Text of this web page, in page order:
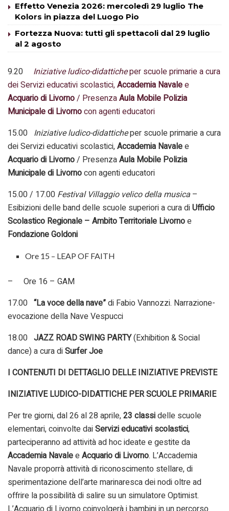
Effetto Venezia 2026: mercoledì 29 luglio The
Kolors in piazza del Luogo Pio
Fortezza Nuova: tutti gli spettacoli dal 29 luglio
al 2 agosto
9.20 Iniziative ludico-didatticheper scuole primarie a cura
dei Servizi educativi scolastici,Accademia Navalee
Acquario di Livorno/ PresenzaAula Mobile Polizia
Municipale di Livornocon agenti educatori
15.00 Iniziative ludico-didatticheper scuole primarie a cura
dei Servizi educativi scolastici,Accademia Navalee
Acquario di Livorno/ PresenzaAula Mobile Polizia
Municipale di Livornocon agenti educatori
15.00 / 17.00 Festival Villaggio velico della musica –
Esibizioni delle band delle scuole superiori a cura diUfficio
Scolastico Regionale – Ambito Territoriale Livornoe
Fondazione Goldoni
Ore 15 – LEAP OF FAITH
– Ore 16 – GAM
17.00 “La voce della nave”di Fabio Vannozzi. Narrazione-
evocazione della Nave Vespucci
18.00 JAZZ ROAD SWING PARTY(Exhibition & Social
dance) a cura diSurfer Joe
I CONTENUTI DI DETTAGLIO DELLE INIZIATIVE PREVISTE
INIZIATIVE LUDICO-DIDATTICHE PER SCUOLE PRIMARIE
Per tre giorni, dal 26 al 28 aprile,23 classidelle scuole
elementari, coinvolte daiServizi educativi scolastici,
parteciperanno ad attività ad hoc ideate e gestite da
Accademia NavaleeAcquario di Livorno. L’Accademia
Navale proporrà attività di riconoscimento stellare, di
sperimentazione dell’arte marinaresca dei nodi oltre ad
offrire la possibilità di salire su un simulatore Optimist.